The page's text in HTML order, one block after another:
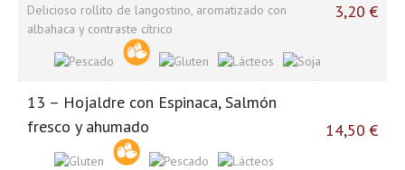
Delicioso rollito de langostino, aromatizado con
albahaca y contraste cítrico
3,20 €
13 – Hojaldre con Espinaca, Salmón
fresco y ahumado
14,50 €